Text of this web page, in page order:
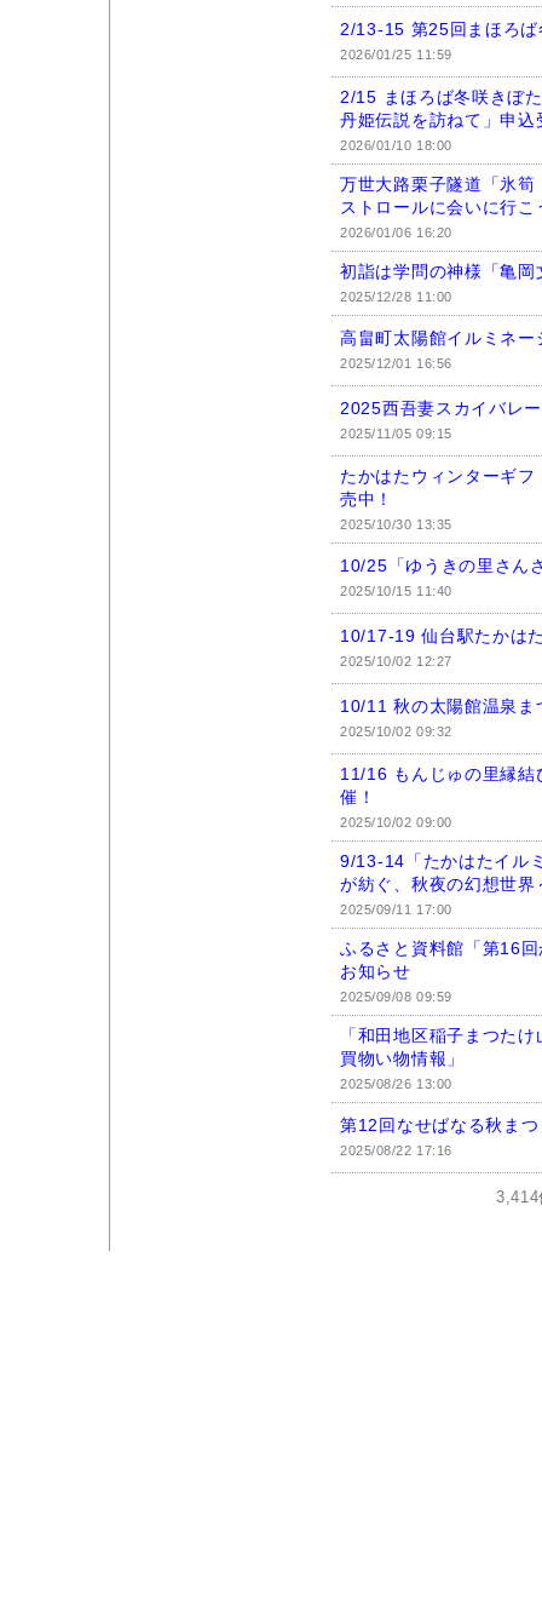
2/13-15 第25回まほろ
2026/01/25 11:59
2/15 まほろば冬咲きぼ
丹姫伝説を訪ねて」申込
2026/01/10 18:00
万世大路栗子隧道「氷
ストロールに会いに行こ
2026/01/06 16:20
初詣は学問の神様「亀
2025/12/28 11:00
高畠町太陽館イルミネ
2025/12/01 16:56
2025西吾妻スカイバレ
2025/11/05 09:15
たかはたウィンターギ
売中！
2025/10/30 13:35
10/25「ゆうきの里さん
2025/10/15 11:40
10/17-19 仙台駅たかは
2025/10/02 12:27
10/11 秋の太陽館温泉ま
2025/10/02 09:32
11/16 もんじゅの里縁
催！
2025/10/02 09:00
9/13-14「たかはたイル
が紡ぐ、秋夜の幻想世界
2025/09/11 17:00
ふるさと資料館「第16
お知らせ
2025/09/08 09:59
「和田地区稲子まつた
買物い物情報」
2025/08/26 13:00
第12回なせばなる秋ま
2025/08/22 17:16